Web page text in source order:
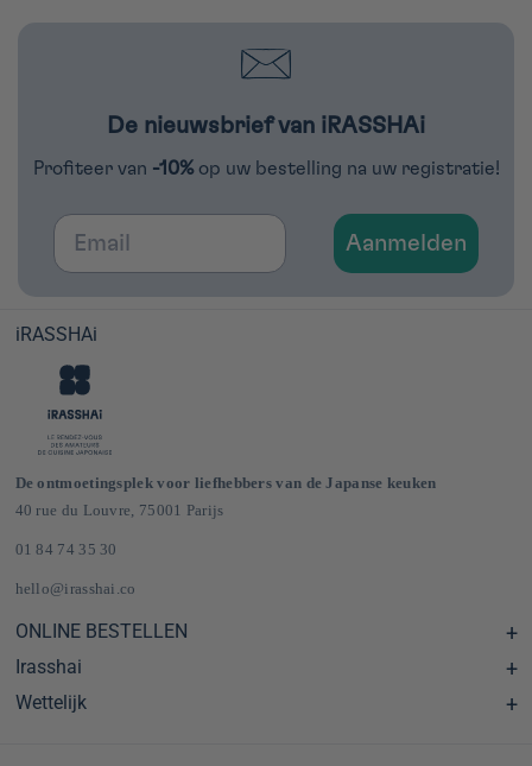
De nieuwsbrief van iRASSHAi
Profiteer van -10% op uw bestelling na uw registratie!
Email
Aanmelden
iRASSHAi
De ontmoetingsplek voor liefhebbers van de Japanse keuken
40 rue du Louvre, 75001 Parijs
01 84 74 35 30
hello@irasshai.co
ONLINE BESTELLEN
Centre d'aide & FAQ
Livraison et frais de port en France & Europe
Irasshai
Schema's
Wettelijk